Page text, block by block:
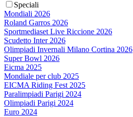
Speciali
Mondiali 2026
Roland Garros 2026
Sportmediaset Live Riccione 2026
Scudetto Inter 2026
Olimpiadi Invernali Milano Cortina 2026
Super Bowl 2026
Eicma 2025
Mondiale per club 2025
EICMA Riding Fest 2025
Paralimpiadi Parigi 2024
Olimpiadi Parigi 2024
Euro 2024